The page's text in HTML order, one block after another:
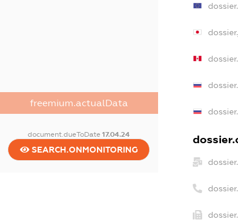
freemium.actualData
document.dueToDate17.04.24
SEARCH.ONMONITORING